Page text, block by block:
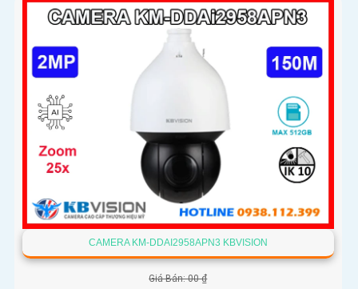
CAMERA KM-DDAI2958APN3 KBVISION
Giá Bán: 00 ₫